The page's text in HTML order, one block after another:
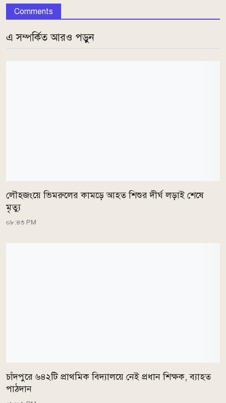
Comments
এ সম্পর্কিত আরও পড়ুন
লৌহজংয়ে ভিমরুলের কামড়ে আহত শিশুর দীর্ঘ লড়াই শেষে
মৃত্যু
০৮:৪৩ PM
চাঁদপুরে ৬৪২টি প্রাথমিক বিদ্যালয়ে নেই প্রধান শিক্ষক, ব্যাহত
পাঠদান